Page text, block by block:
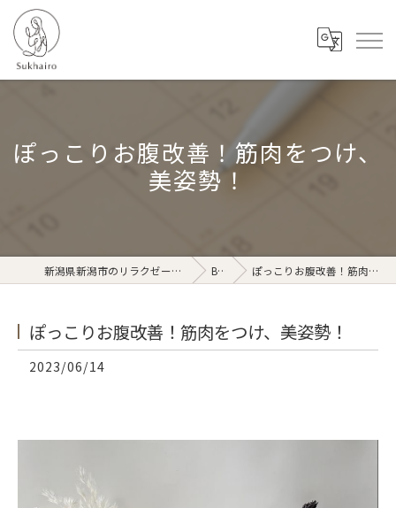
ぽっこりお腹改善！筋肉をつけ、
美姿勢！
新潟県新潟市のリラクゼーションならSukhairo Blog ぽっこりお腹改善！筋肉をつけ、美姿勢！
ぽっこりお腹改善！筋肉をつけ、美姿勢！
2023/06/14